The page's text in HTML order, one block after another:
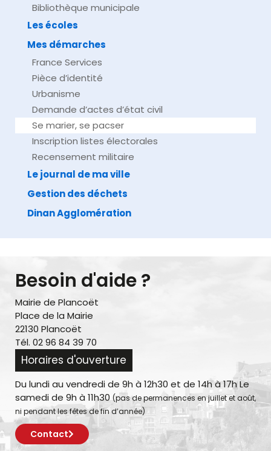
Bibliothèque municipale
Les écoles
Mes démarches
France Services
Pièce d’identité
Urbanisme
Demande d’actes d’état civil
Se marier, se pacser
Inscription listes électorales
Recensement militaire
Le journal de ma ville
Gestion des déchets
Dinan Agglomération
Besoin d'aide ?
Mairie de Plancoët
Place de la Mairie
22130 Plancoët
Tél. 02 96 84 39 70
Horaires d'ouverture
Du lundi au vendredi de 9h à 12h30 et de 14h à 17h Le
samedi de 9h à 11h30 (pas de permanences en juillet et août,
ni pendant les fêtes de fin d’année)
Contact